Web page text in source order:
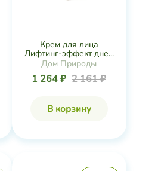
Крем для лица
Лифтинг-эффект дне...
Дом Природы
1 264 ₽ 2 161 ₽
В корзину